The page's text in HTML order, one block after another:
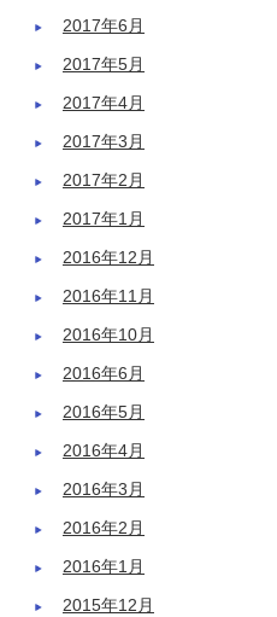
2017年6月
2017年5月
2017年4月
2017年3月
2017年2月
2017年1月
2016年12月
2016年11月
2016年10月
2016年6月
2016年5月
2016年4月
2016年3月
2016年2月
2016年1月
2015年12月